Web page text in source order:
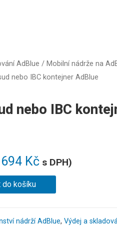
AdBlue / Mobilní nádrže na
nebo IBC kontejner AdBlue
nebo IBC
Kčs DPH)
do košíku
nádrží AdBlue, Výdej a